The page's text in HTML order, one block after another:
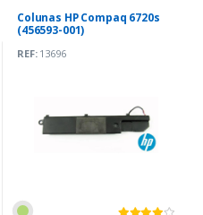
Colunas HP Compaq 6720s
(456593-001)
REF:13696